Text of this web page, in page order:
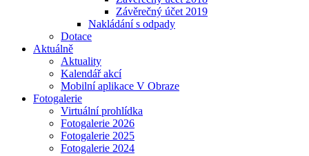
Závěrečný účet 2019
Nakládání s odpady
Dotace
Aktuálně
Aktuality
Kalendář akcí
Mobilní aplikace V Obraze
Fotogalerie
Virtuální prohlídka
Fotogalerie 2026
Fotogalerie 2025
Fotogalerie 2024